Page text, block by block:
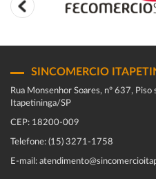
SINCOMERCIO
Rua Monsenhor Soares, nº 637,
Itapetininga/SP
CEP: 18200-009
Telefone: (15) 3271-1758
E-mail: